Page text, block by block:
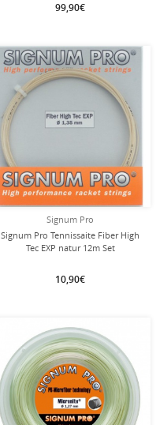
99,90€
Signum Pro
Signum Pro Tennissaite Fiber High
Tec EXP natur 12m Set
10,90€